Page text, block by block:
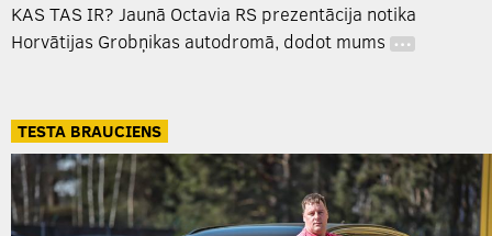
KAS TAS IR? Jaunā Octavia RS prezentācija notika
Horvātijas Grobņikas autodromā, dodot mums …
TESTA BRAUCIENS